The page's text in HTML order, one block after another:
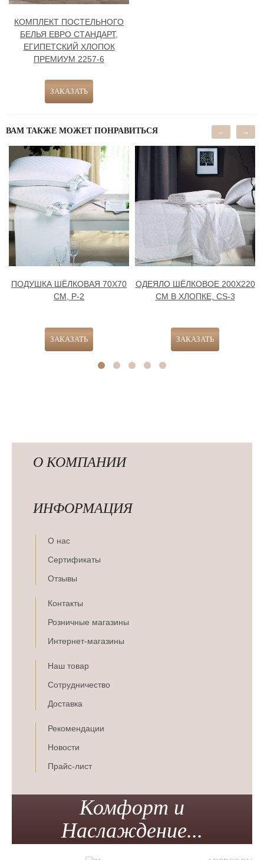
КОМПЛЕКТ ПОСТЕЛЬНОГО
БЕЛЬЯ ЕВРО СТАНДАРТ,
ЕГИПЕТСКИЙ ХЛОПОК
ПРЕМИУМ 2257-6
ВАМ ТАКЖЕ МОЖЕТ ПОНРАВИТЬСЯ
ПОДУШКА ШЁЛКОВАЯ 70Х70
СМ, Р-2
ОДЕЯЛО ШЁЛКОВОЕ 200Х220
СМ В ХЛОПКЕ, CS-3
← →
О КОМПАНИИ
ИНФОРМАЦИЯ
О нас
Сертификаты
Отзывы
Контакты
Розничные магазины
Интернет-магазины
Наш товар
Сотрудничество
Доставка
Рекомендации
Новости
Прайс-лист
Комфорт и
Наслаждение...